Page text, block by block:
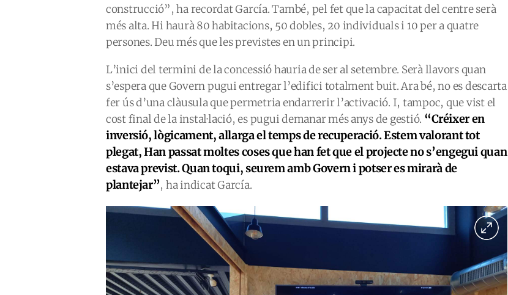
construcció”, ha recordat García. També, pel fet que la capacitat del centre serà
més alta. Hi haurà 80 habitacions, 50 dobles, 20 individuals i 10 per a quatre
persones. Deu més que les previstes en un principi.
L’inici del termini de la concessió hauria de ser al setembre. Serà llavors quan
s’espera que Govern pugui entregar l’edifici totalment buit. Ara bé, no es descarta
fer ús d’una clàusula que permetria endarrerir l’activació. I, tampoc, que vist el
cost final de la instal·lació, es pugui demanar més anys de gestió. “Créixer en
inversió, lògicament, allarga el temps de recuperació. Estem valorant tot
plegat, Han passat moltes coses que han fet que el projecte no s’engegui quan
estava previst. Quan toqui, seurem amb Govern i potser es mirarà de
plantejar”, ha indicat García.